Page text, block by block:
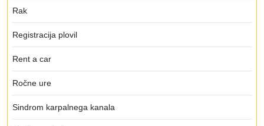
Rak
Registracija plovil
Rent a car
Ročne ure
Sindrom karpalnega kanala